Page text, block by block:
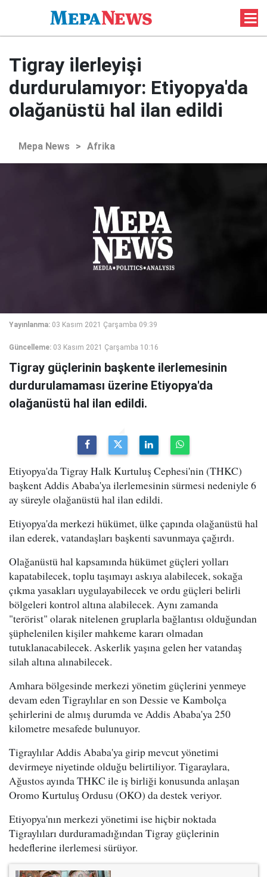
Tigray ilerleyişi
durdurulamıyor: Etiyopya'da
olağanüstü hal ilan edildi
Mepa News > Afrika
Yayınlanma: 03 Kasım 2021 Çarşamba 09:39
Güncelleme: 03 Kasım 2021 Çarşamba 10:16
Tigray güçlerinin başkente ilerlemesinin
durdurulamaması üzerine Etiyopya'da
olağanüstü hal ilan edildi.
Etiyopya'da Tigray Halk Kurtuluş Cephesi'nin (THKC)
başkent Addis Ababa'ya ilerlemesinin sürmesi nedeniyle 6
ay süreyle olağanüstü hal ilan edildi.
Etiyopya'da merkezi hükümet, ülke çapında olağanüstü hal
ilan ederek, vatandaşları başkenti savunmaya çağırdı.
Olağanüstü hal kapsamında hükümet güçleri yolları
kapatabilecek, toplu taşımayı askıya alabilecek, sokağa
çıkma yasakları uygulayabilecek ve ordu güçleri belirli
bölgeleri kontrol altına alabilecek. Aynı zamanda
"terörist" olarak nitelenen gruplarla bağlantısı olduğundan
şüphelenilen kişiler mahkeme kararı olmadan
tutuklanacabilecek. Askerlik yaşına gelen her vatandaş
silah altına alınabilecek.
Amhara bölgesinde merkezi yönetim güçlerini yenmeye
devam eden Tigraylılar en son Dessie ve Kambolça
şehirlerini de almış durumda ve Addis Ababa'ya 250
kilometre mesafede bulunuyor.
Tigraylılar Addis Ababa'ya girip mevcut yönetimi
devirmeye niyetinde olduğu belirtiliyor. Tigaraylara,
Ağustos ayında THKC ile iş birliği konusunda anlaşan
Oromo Kurtuluş Ordusu (OKO) da destek veriyor.
Etiyopya'nın merkezi yönetimi ise hiçbir noktada
Tigraylıları durduramadığından Tigray güçlerinin
hedeflerine ilerlemesi sürüyor.